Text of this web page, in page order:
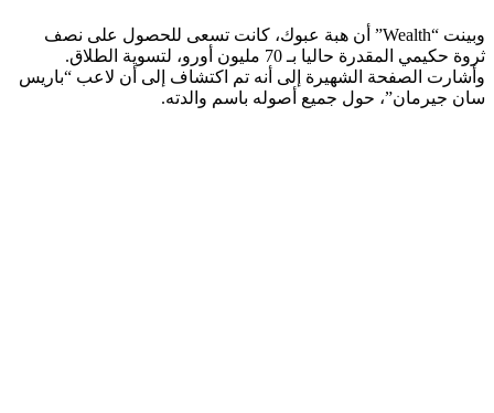
وبينت “Wealth” أن هبة عبوك، كانت تسعى للحصول على نصف
ثروة حكيمي المقدرة حاليا بـ 70 مليون أورو، لتسوية الطلاق.
وأشارت الصفحة الشهيرة إلى أنه تم اكتشاف إلى أن لاعب “باريس
سان جيرمان”، حول جميع أصوله باسم والدته.